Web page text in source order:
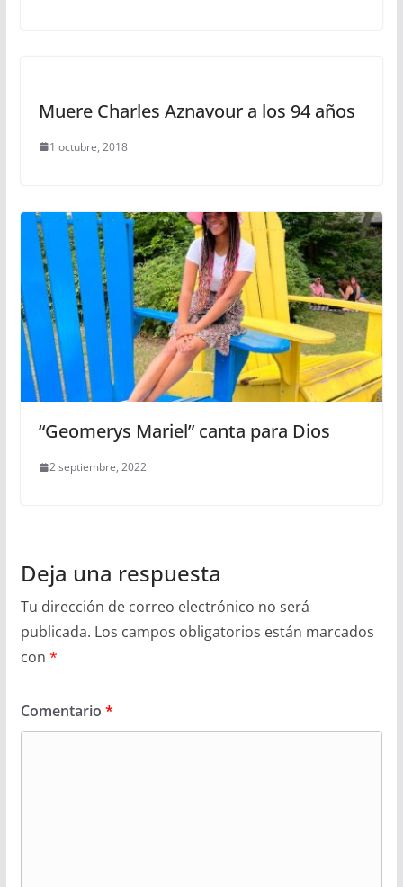
Muere Charles Aznavour a los 94 años
1 octubre, 2018
“Geomerys Mariel” canta para Dios
2 septiembre, 2022
Deja una respuesta
Tu dirección de correo electrónico no será
publicada. Los campos obligatorios están marcados
con *
Comentario *